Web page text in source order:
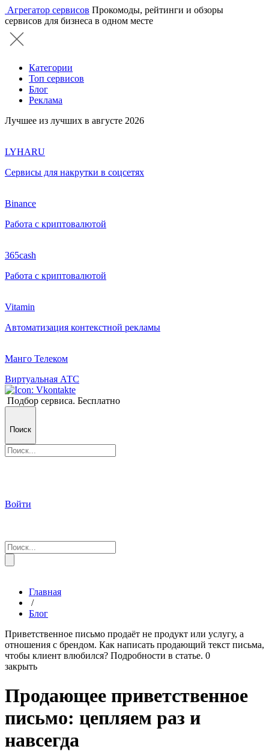
Агрегатор сервисов Прокомоды, рейтинги и обзоры
сервисов для бизнеса в одном месте
Категории
Топ сервисов
Блог
Реклама
Лучшее из лучших в августе 2026
LYHARU
Сервисы для накрутки в соцсетях
Binance
Работа с криптовалютой
365cash
Работа с криптовалютой
Vitamin
Автоматизация контекстной рекламы
Манго Телеком
Виртуальная АТС
Подбор сервиса. Бесплатно
Поиск
Войти
Главная
/
Блог
Приветственное письмо продаёт не продукт или услугу, а
отношения с брендом. Как написать продающий текст письма,
чтобы клиент влюбился? Подробности в статье. 0
закрыть
Продающее приветственное
письмо: цепляем раз и
навсегда